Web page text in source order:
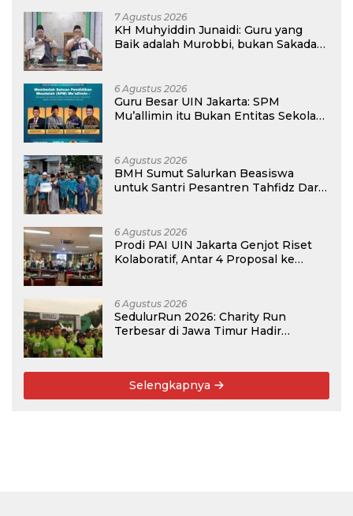
7 Agustus 2026
KH Muhyiddin Junaidi: Guru yang
Baik adalah Murobbi, bukan Sakadar
6 Agustus 2026
Guru Besar UIN Jakarta: SPM
Mu’allimin itu Bukan Entitas Sekolah
6 Agustus 2026
BMH Sumut Salurkan Beasiswa
untuk Santri Pesantren Tahfidz Darul
6 Agustus 2026
Prodi PAI UIN Jakarta Genjot Riset
Kolaboratif, Antar 4 Proposal ke
6 Agustus 2026
SedulurRun 2026: Charity Run
Terbesar di Jawa Timur Hadir
Guru Honorer
Selengkapnya